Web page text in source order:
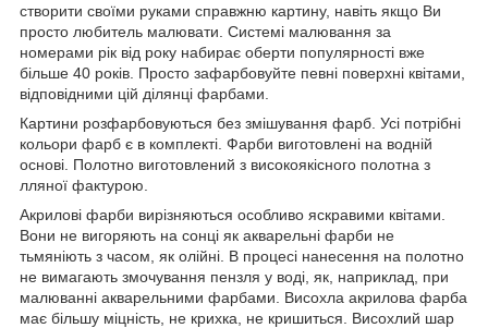
створити своїми руками справжню картину, навіть якщо Ви
просто любитель малювати. Системі малювання за
номерами рік від року набирає оберти популярності вже
більше 40 років. Просто зафарбовуйте певні поверхні квітами,
відповідними цій ділянці фарбами.
Картини розфарбовуються без змішування фарб. Усі потрібні
кольори фарб є в комплекті. Фарби виготовлені на водній
основі. Полотно виготовлений з високоякісного полотна з
лляної фактурою.
Акрилові фарби вирізняються особливо яскравими квітами.
Вони не вигоряють на сонці як акварельні фарби не
тьмяніють з часом, як олійні. В процесі нанесення на полотно
не вимагають змочування пензля у воді, як, наприклад, при
малюванні акварельними фарбами. Висохла акрилова фарба
має більшу міцність, не крихка, не кришиться. Висохлий шар